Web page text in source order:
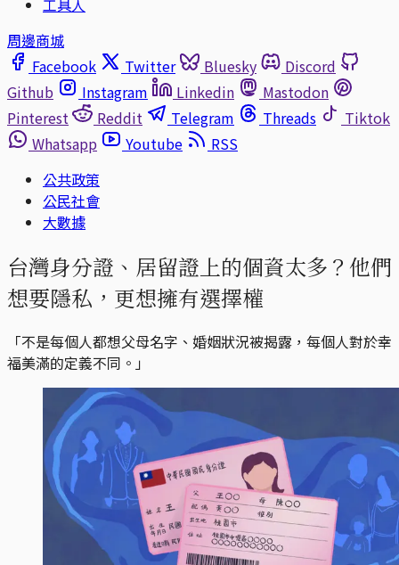
工具人
周邊商城
Facebook
Twitter Bluesky
Discord
Github
Instagram Linkedin
Mastodon
Pinterest
Reddit Telegram Threads
Tiktok
Whatsapp
Youtube
RSS
公共政策
公民社會
大數據
台灣身分證、居留證上的個資太多？他們
想要隱私，更想擁有選擇權
「不是每個人都想父母名字、婚姻狀況被揭露，每個人對於幸
福美滿的定義不同。」